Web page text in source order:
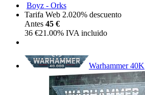
Boyz - Orks
Tarifa Web 2.020% descuento
Antes 45 €
36 €21.00% IVA incluido
Warhammer 40K